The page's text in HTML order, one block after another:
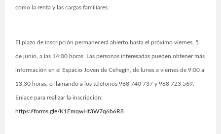
como la renta y las cargas familiares.
El plazo de inscripción permanecerá abierto hasta el próximo viernes, 5
de junio, a las 14:00 horas. Las personas interesadas pueden obtener más
información en el Espacio Joven de Cehegín, de lunes a viernes de 9:00 a
13:30 horas, o llamando a los teléfonos 968 740 737 y 968 723 569.
Enlace para realizar la inscripción:
https://forms.gle/K1EmqwHt3W7q6b6R8